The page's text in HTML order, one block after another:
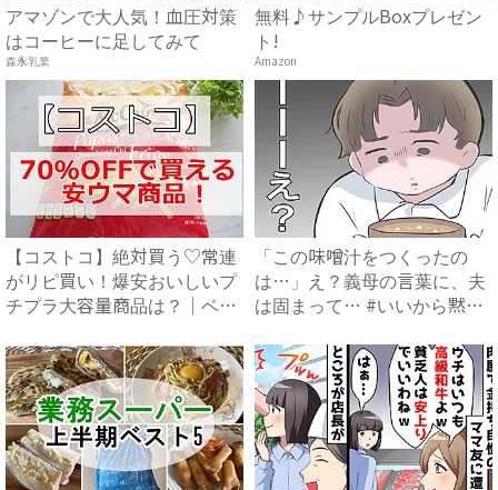
アマゾンで大人気！血圧対策
はコーヒーに足してみて
森永乳業
無料♪サンプルBoxプレゼン
ト!
Amazon
【コストコ】絶対買う♡常連
がリピ買い！爆安おいしいプ
チプラ大容量商品は？｜ベビ
「この味噌汁をつくったの
は…」え？義母の言葉に、夫
は固まって… #いいから黙っ